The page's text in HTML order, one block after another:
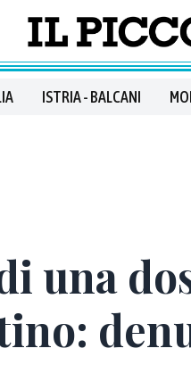
ISTRIA - BALCANI
una